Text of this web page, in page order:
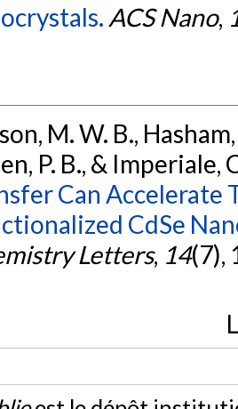
ACS Nano,
M. W. B.,
P. B., & Imperiale,
Can
CdSe
Letters, 14(7),